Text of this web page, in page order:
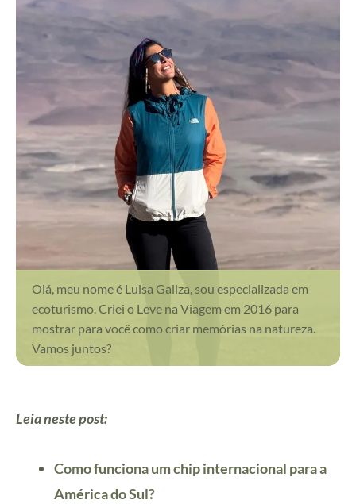
Olá, meu nome é Luisa Galiza, sou especializada em
ecoturismo. Criei o Leve na Viagem em 2016 para
mostrar para você como criar memórias na natureza.
Vamos juntos?
Leia neste post:
Como funciona um chip internacional para a
América do Sul?